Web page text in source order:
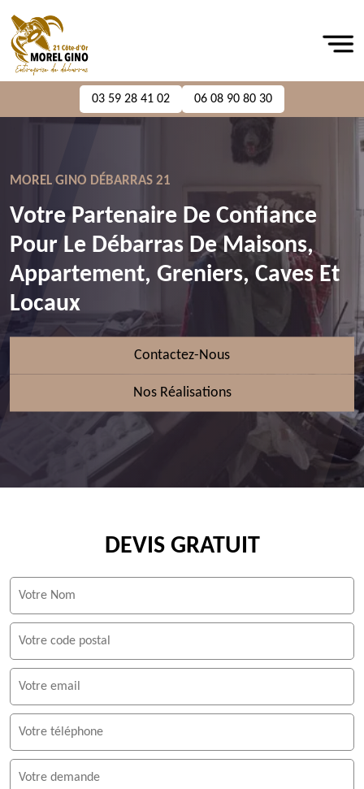
03 59 28 41 02 06 08 90 80 30
MOREL GINO DÉBARRAS 21
Votre Partenaire De Confiance
Pour Le Débarras De Maisons,
Appartement, Greniers, Caves Et
Locaux
Contactez-Nous
Nos Réalisations
DEVIS GRATUIT